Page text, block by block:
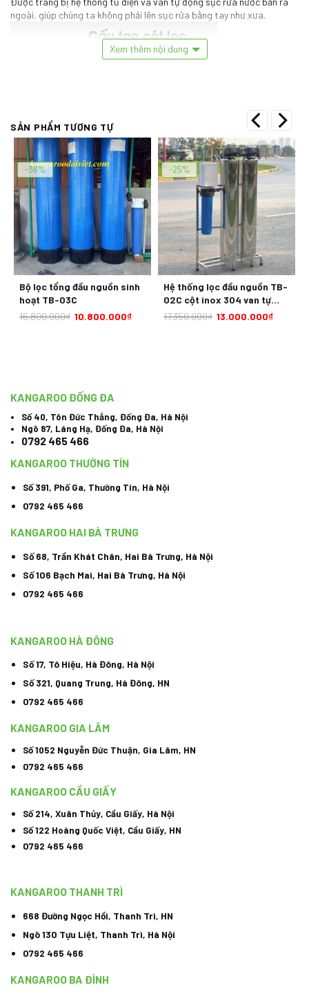
ngoài, giúp chúng ta không phải lên sục rửa bằng tay như xưa.
Trình
chơi
Xem thêm nội dung
SẢN PHẨM TƯƠNG TỰ
-36%
Bộ lọc tổng đầu nguồn sinh
hoạt TB-03C
16.800.000₫ 10.800.000₫
-25%
Hệ thống lọc đầu nguồn TB-
02C cột inox 304 van tự
động
17.350.000₫ 13.000.000₫
KANGAROO ĐỐNG ĐA
Số 40, Tôn Đức Thắng, Đống Đa, Hà Nội
Ngõ 87, Láng Hạ, Đống Đa, Hà Nội
0792 465 466
KANGAROO THƯỜNG TÍN
Số 391, Phố Ga, Thường Tín, Hà Nội
0792 465 466
KANGAROO HAI BÀ TRƯNG
Số 68, Trần Khát Chân, Hai Bà Trưng, Hà Nội
Số 106 Bạch Mai, Hai Bà Trưng, Hà Nội
0792 465 466
KANGAROO HÀ ĐÔNG
Số 17, Tô Hiệu, Hà Đông, Hà Nội
Số 321, Quang Trung, Hà Đông, HN
0792 465 466
KANGAROO GIA LÂM
Số 1052 Nguyễn Đức Thuận, Gia Lâm, HN
0792 465 466
KANGAROO CẦU GIẤY
Số 214, Xuân Thủy, Cầu Giấy, Hà Nội
Số 122 Hoàng Quốc Việt, Cầu Giấy, HN
0792 465 466
KANGAROO THANH TRÌ
668 Đường Ngọc Hồi, Thanh Trì, HN
Ngõ 130 Tựu Liệt, Thanh Trì, Hà Nội
0792 465 466
KANGAROO BA ĐÌNH